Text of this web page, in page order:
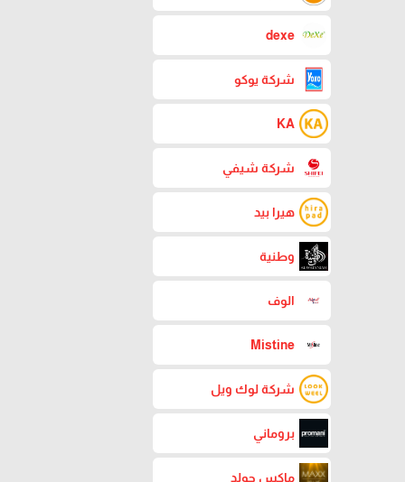
dexe
شركة يوكو
KA
شركة شيفي
هيرا بيد
وطنية
الوف
Mistine
شركة لوك ويل
بروماني
ماكس جولد